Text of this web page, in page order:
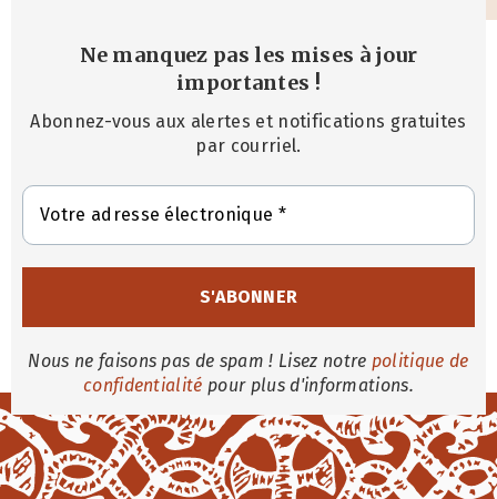
Ne manquez pas les mises à jour
importantes !
Abonnez-vous aux alertes et notifications gratuites
par courriel.
Nous ne faisons pas de spam ! Lisez notre politique de
confidentialité pour plus d'informations.